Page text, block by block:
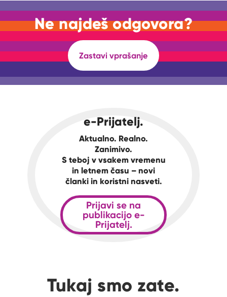
Ne najdeš odgovora?
Zastavi vprašanje
e-Prijatelj.
Aktualno. Realno.
Zanimivo.
S teboj v vsakem vremenu
in letnem času – novi
članki in koristni nasveti.
Prijavi se na
publikacijo e-
Prijatelj.
Tukaj smo zate.